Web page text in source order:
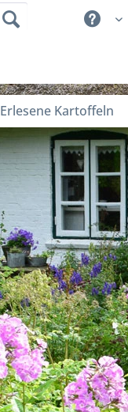
Erlesene Kartoffeln